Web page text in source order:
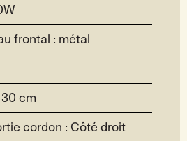
frontal : métal
cm
cordon : Côté droit